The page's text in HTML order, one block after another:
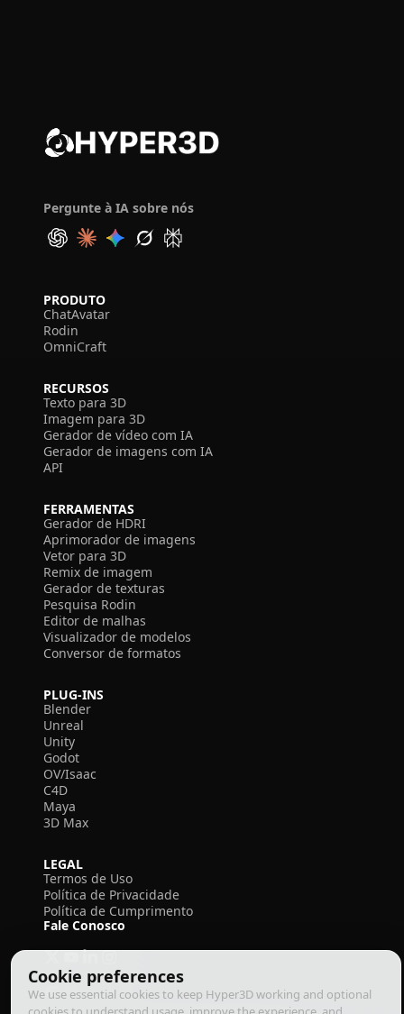
Cookie preferences
We use essential cookies to keep Hyper3D working and optional
Pergunte à IA sobre nós
PRODUTO
ChatAvatar
Rodin
OmniCraft
RECURSOS
Texto para 3D
Imagem para 3D
Gerador de vídeo com IA
Gerador de imagens com IA
API
FERRAMENTAS
Gerador de HDRI
Aprimorador de imagens
Vetor para 3D
Remix de imagem
Gerador de texturas
Pesquisa Rodin
Editor de malhas
Visualizador de modelos
Conversor de formatos
PLUG-INS
Blender
Unreal
Unity
Godot
OV/Isaac
C4D
Maya
3D Max
LEGAL
Termos de Uso
Política de Privacidade
Política de Cumprimento
Fale Conosco